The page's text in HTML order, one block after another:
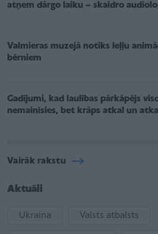
atņem dārgo laiku – skaidro
Valmieras muzejā notiks leļļu
bērniem
Gadījumi, kad laulības pārkāpējs
nemainīsies, bet krāps atkal un
Vairāk rakstu
Aktuāli
Ukraina Valsts atbalsts